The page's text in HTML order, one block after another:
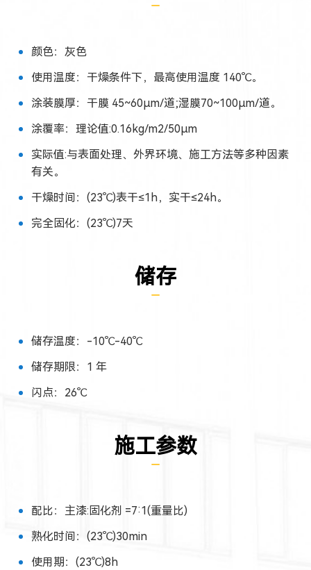
颜色：灰色
使用温度：干燥条件下，最高使用温度 140℃。
涂装膜厚：干膜 45~60μm/道;湿膜70~100μm/道。
涂覆率：理论值:0.16kg/m2/50μm
实际值:与表面处理、外界环境、施工方法等多种因素
有关。
干燥时间：(23℃)表干≤1h，实干≤24h。
完全固化：(23℃)7天
储存
储存温度：-10℃-40℃
储存期限：1 年
闪点：26℃
施工参数
配比：主漆:固化剂 =7:1(重量比)
熟化时间：(23℃)30min
使用期：(23℃)8h